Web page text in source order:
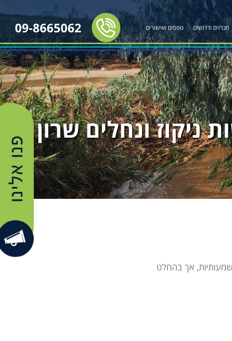
מכרזים ודרושים טפסים ואישורים 09-8665062
של חורף 25-26 – רשות ניקוז ונחלים שרון
אך בהחלט